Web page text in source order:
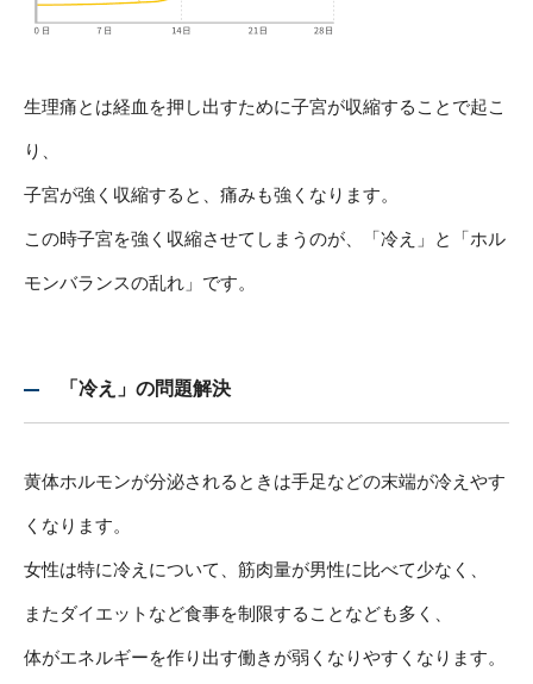
生理痛とは経血を押し出すために子宮が収縮することで起こ
り、
子宮が強く収縮すると、痛みも強くなります。
この時子宮を強く収縮させてしまうのが、「冷え」と「ホル
モンバランスの乱れ」です。
「冷え」の問題解決
黄体ホルモンが分泌されるときは手足などの末端が冷えやす
くなります。
女性は特に冷えについて、筋肉量が男性に比べて少なく、
またダイエットなど食事を制限することなども多く、
体がエネルギーを作り出す働きが弱くなりやすくなります。